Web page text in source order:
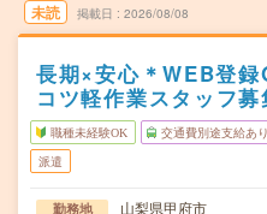
未読 掲載日 2026/08/08
長期×安心＊WEB登
コツ軽作業スタッフ募
職種未経験OK 交通費別途支給あり
派遣
勤務地
山梨県甲府市